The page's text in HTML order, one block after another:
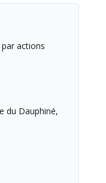
par actions
du Dauphiné,